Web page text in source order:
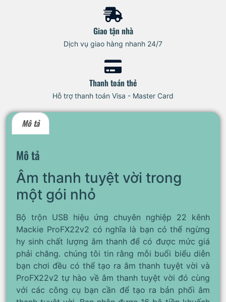
Giao tận nhà
Dịch vụ giao hàng nhanh 24/7
Thanh toán thẻ
Hỗ trợ thanh toán Visa - Master Card
Mô tả
Mô tả
Âm thanh tuyệt vời trong
một gói nhỏ
Bộ trộn USB hiệu ứng chuyên nghiệp 22 kênh
Mackie ProFX22v2 có nghĩa là bạn có thể ngừng
hy sinh chất lượng âm thanh để có được mức giá
phải chăng. chúng tôi tin rằng mỗi buổi biểu diễn
bạn chơi đều có thể tạo ra âm thanh tuyệt vời và
ProFX22v2 tự hào về âm thanh tuyệt vời đó cùng
với các công cụ bạn cần để tạo ra bản phối âm